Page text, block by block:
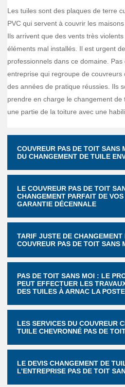
Les tuiles sont des plaques de terre
PVC qui servent à couvrir les
Ils arrivent que des vents très
éléments mal installés. Il est urgent
professionnels dans ce domaine.
entreprise qui regroupe de couvreurs
des années de pratique réussies. Ils
prendre en charge le changement de
une partie de la toiture avec une
COUVREUR PAS DE TOIT SANS
DU CHANGEMENT DE TUILE
LE COUVREUR PAS DE TOIT
CHANGEMENT PARFAIT DE
GARANTIE DÉCENNALE
TARIF JUSTE DE
COUVREUR PAS DE TOIT SANS
PAS DE TOIT SANS MOI : LE
PEUT EFFECTUER LES
DES TUILES À ARNAC LA
LES SERVICES DU COUVREUR
TUILE CHEVRONNÉ PAS DE
LE DEVIS CHANGEMENT DE
L’ENTREPRISE PAS DE TOIT